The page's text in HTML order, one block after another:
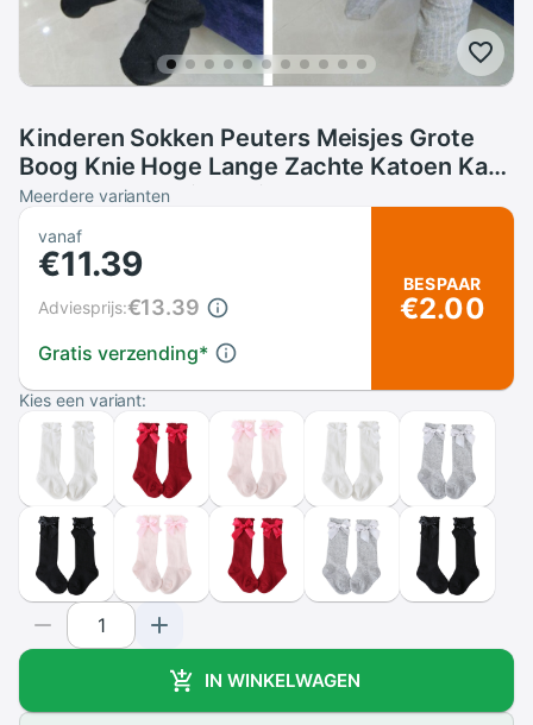
Kinderen Sokken Peuters Meisjes Grote
Boog Knie Hoge Lange Zachte Katoen Kant
baby Sokken Kids kniekousen Peuter Boot
Sokken cartoon
Meerdere varianten
vanaf
€11.39
Gratis verzending*
Adviesprijs:€13.39
BESPAAR
€2.00
Kies een variant:
IN WINKELWAGEN